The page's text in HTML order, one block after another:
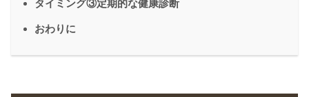
タイミング③定期的な健康診断
おわりに